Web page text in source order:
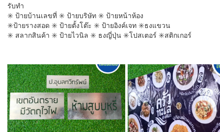
รับทำ
✳️ ป้ายบ้านเลขที่ ✳️ ป้ายบริษัท ✳️ ป้ายหน้าห้อง
✳️ป้ายรางสอด ✳️ ป้ายตั้งโต๊ะ ✳️ ป้ายอิงค์เจท ✳️ธงแขวน
✳️ สลากสินค้า ✳️ ป้ายไวนิล ✳️ ธงญี่ปุ่น ✳️โปสเตอร์ ✳️สติกเกอร์